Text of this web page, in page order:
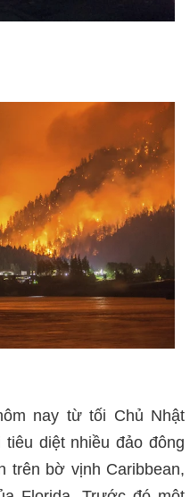
nay từ tối Chủ Nhật
diệt nhiều đảo đông
trên bờ vịnh Caribbean,